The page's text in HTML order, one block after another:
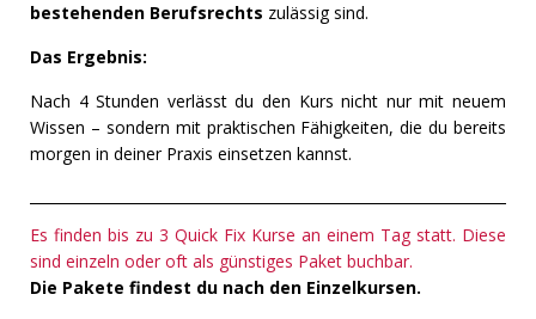
bestehenden Berufsrechts zulässig sind.
Das Ergebnis:
Nach 4 Stunden verlässt du den Kurs nicht nur mit neuem
Wissen – sondern mit praktischen Fähigkeiten, die du bereits
morgen in deiner Praxis einsetzen kannst.
Es finden bis zu 3 Quick Fix Kurse an einem Tag statt. Diese
sind einzeln oder oft als günstiges Paket buchbar.
Die Pakete findest du nach den Einzelkursen.